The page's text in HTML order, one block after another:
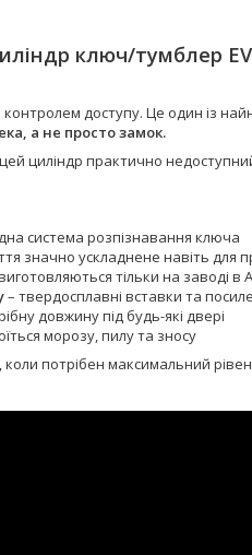
ключ/тумблер
доступу. Це один із
а не просто замок.
циліндр практично
система розпізнавання ключа
значно ускладнене навіть для
тільки на заводі в
– твердосплавні вставки та
довжину під будь-які двері
морозу, пилу та зносу
потрібен максимальний